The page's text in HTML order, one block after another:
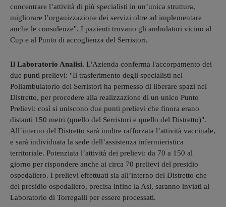
concentrare l’attività di più specialisti in un’unica struttura,
migliorare l’organizzazione dei servizi oltre ad implementare
anche le consulenze". I pazienti trovano gli ambulatori vicino al
Cup e al Punto di accoglienza del Serristori.
Il Laboratorio Analisi. L'Azienda conferma l'accorpamento dei
due punti prelievi: "Il trasferimento degli specialisti nel
Poliambulatorio del Serristori ha permesso di liberare spazi nel
Distretto, per procedere alla realizzazione di un unico Punto
Prelievi: così si uniscono due punti prelievi che finora erano
distanti 150 metri (quello del Serristori e quello del Distretto)".
All’interno del Distretto sarà inoltre rafforzata l’attività vaccinale,
e sarà individuata la sede dell’assistenza infermieristica
territoriale. Potenziata l’attività dei prelievi: da 70 a 150 al
giorno per rispondere anche ai circa 70 prelievi del presidio
ospedaliero. I prelievi effettuati sia all’interno del Distretto che
del presidio ospedaliero, precisa infine la Asl, saranno inviati al
Laboratorio di Torregalli per essere processati.